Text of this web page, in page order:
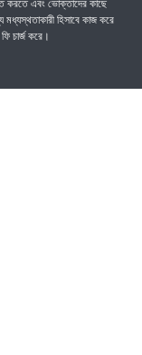
করতে এবং ভোক্তাদের কাছে
হিসাবে কাজ করে
চার্জ করে।